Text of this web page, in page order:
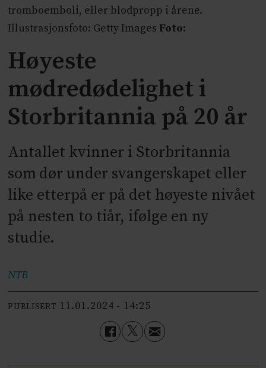
tromboemboli, eller blodpropp i årene.
Illustrasjonsfoto: Getty Images Foto:
Høyeste
mødredødelighet i
Storbritannia på 20 år
Antallet kvinner i Storbritannia
som dør under svangerskapet eller
like etterpå er på det høyeste nivået
på nesten to tiår, ifølge en ny
studie.
NTB
PUBLISERT 11.01.2024 - 14:25